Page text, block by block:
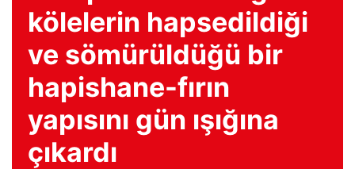
kölelerin hapsedildiği
ve sömürüldüğü bir
hapishane-fırın
yapısını gün ışığına
çıkardı